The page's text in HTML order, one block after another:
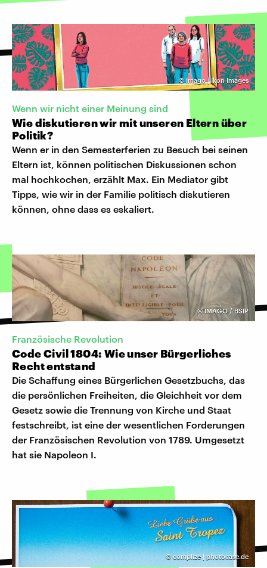
© imago | Ikon Images
Wenn wir nicht einer Meinung sind
Wie diskutieren wir mit unseren Eltern über
Politik?
Wenn er in den Semesterferien zu Besuch bei seinen
Eltern ist, können politischen Diskussionen schon
mal hochkochen, erzählt Max. Ein Mediator gibt
Tipps, wie wir in der Familie politisch diskutieren
können, ohne dass es eskaliert.
©IMAGO / BSIP
Französische Revolution
Code Civil 1804: Wie unser Bürgerliches
Recht entstand
Die Schaffung eines Bürgerlichen Gesetzbuchs, das
die persönlichen Freiheiten, die Gleichheit vor dem
Gesetz sowie die Trennung von Kirche und Staat
festschreibt, ist eine der wesentlichen Forderungen
der Französischen Revolution von 1789. Umgesetzt
hat sie Napoleon I.
©complize | photocase.de